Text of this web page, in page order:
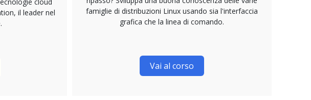
il leader nel
famiglie di distribuzioni Linux usando sia l'interfaccia
grafica che la linea di comando.
Vai al corso